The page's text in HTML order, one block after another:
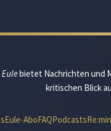
Eulebietet Nachrichten und
kritischen Blick
Eule-AboFAQPodcasts